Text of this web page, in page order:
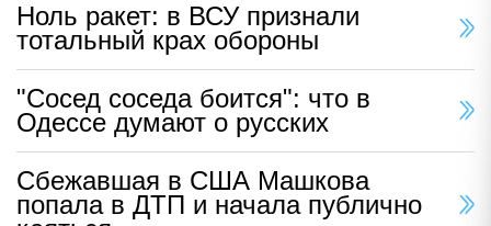
Ноль ракет: в ВСУ признали
тотальный крах обороны
"Сосед соседа боится": что в
Одессе думают о русских
Сбежавшая в США Машкова
попала в ДТП и начала публично